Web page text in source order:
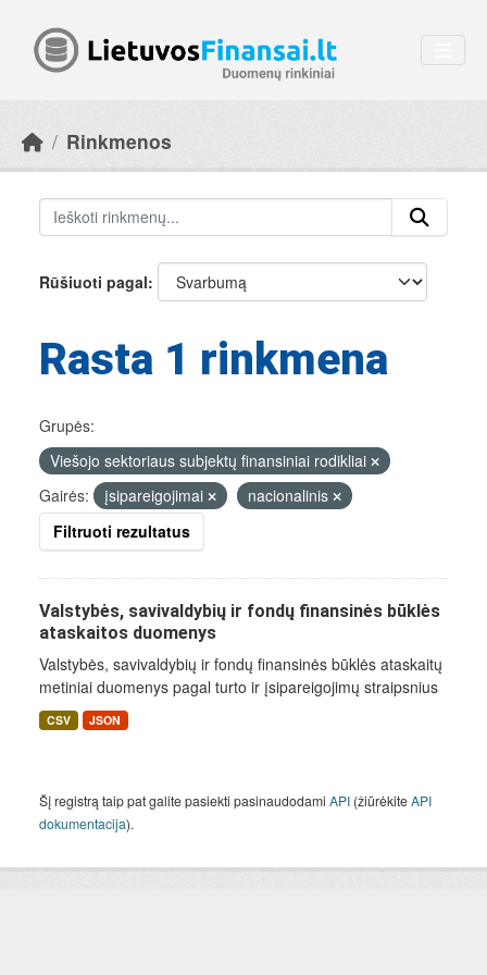
Rinkmenos
Rūšiuoti pagal
Rasta 1 rinkmena
Grupės:
Viešojo sektoriaus subjektų finansiniai rodikliai
Gairės:
įsipareigojimai
nacionalinis
Filtruoti rezultatus
Valstybės, savivaldybių ir fondų finansinės būklės
ataskaitos duomenys
Valstybės, savivaldybių ir fondų finansinės būklės ataskaitų
metiniai duomenys pagal turto ir įsipareigojimų straipsnius
CSV JSON
Šį registrą taip pat galite pasiekti pasinaudodami API (žiūrėkiteAPI
dokumentacija).